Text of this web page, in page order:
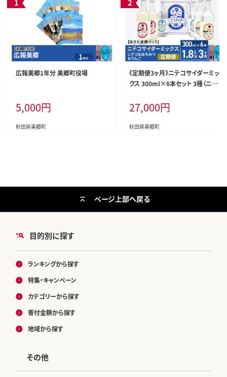
広報美郷1年分 美郷町役場
5,000円
秋田県美郷町
《定期便3ヶ月》ニテコサイダーミッ
クス 300ml×6本セット 3種（ニテ
本、はちみつサイダー2本）あきた美
郷づくり
27,000円
秋田県美郷町
目的別に探す
ランキングから探す
特集・キャンペーン
カテゴリーから探す
寄付金額から探す
地域から探す
その他
ページ上部へ戻る